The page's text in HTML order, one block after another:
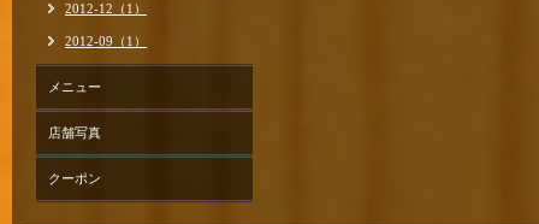
2012-12（1）
2012-09（1）
メニュー
店舗写真
クーポン